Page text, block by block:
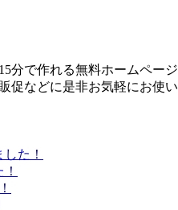
分で作れる無料ホームペー
促などに是非お気軽にお使い
た！